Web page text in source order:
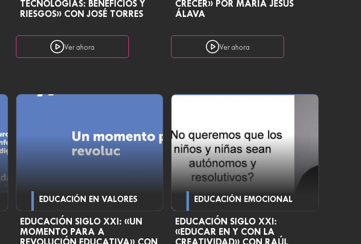
TECNOLOGÍAS: BENEFICIOS Y
RIESGOS» CON JOSÉ TORRES
Ver ahora
CRECER» POR MARÍA JESÚS
ÁLAVA
Ver ahora
EDUCACIÓN EN VALORES
EDUCACIÓN SIGLO XXI: «UN
MOMENTO PARA A
EDUCACIÓN EMOCIONAL
EDUCACIÓN SIGLO XXI:
«EDUCAR EN Y CON LA